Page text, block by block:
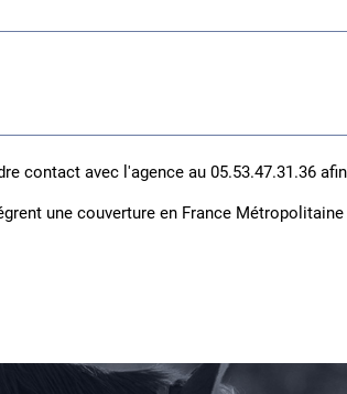
contact avec l'agence au 05.53.47.31.36
une couverture en France